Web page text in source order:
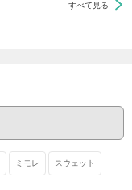
すべて見る
ミモレ スウェット